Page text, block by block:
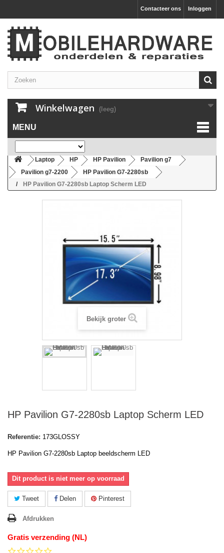
Inloggen
Contacteer ons
Winkelwagen (leeg)
MENU
Laptop HP HP Pavilion
Pavilion g7
Pavilion g7-2200
HP Pavilion G7-2280sb
HP Pavilion G7-2280sb Laptop Scherm LED
Bekijk groter
HP Pavilion G7-2280sb Laptop Scherm LED
Referentie: 173GLOSSY
HP Pavilion G7-2280sb Laptop beeldscherm LED
Dit product is niet meer op voorraad
Tweet Delen Pinterest
Afdrukken
Gratis verzending (NL)